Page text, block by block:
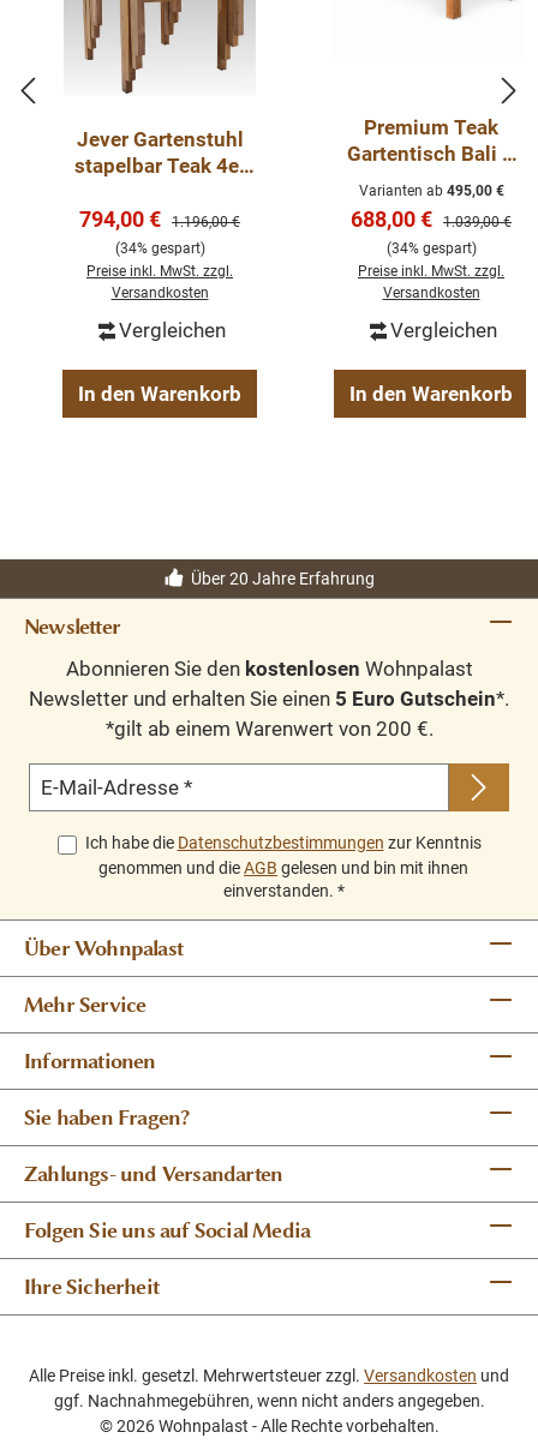
Jever Gartenstuhl
stapelbar Teak 4er
Outdoor
Verkaufspreis:
794,00 € Regulärer Preis:
1.196,00 €
(34% gespart)
Preise inkl. MwSt. zzgl.
Versandkosten
Vergleichen
In den Warenkorb
Premium Teak
Gartentisch Bali –
Massiver Outdoor
Esstisch aus
recyceltem Teakholz
Varianten ab495,00 €
Verkaufspreis:
688,00 € Regulärer
1.039,00 €
(34% gespart)
Preise inkl. MwSt. zzgl.
Versandkosten
Vergleichen
In den Warenkorb
Über 20 Jahre Erfahrung
Newsletter
Abonnieren Sie den kostenlosen Wohnpalast
Newsletter und erhalten Sie einen 5 Euro Gutschein*.
*gilt ab einem Warenwert von 200 €.
E-Mail-Adresse *
Ich habe die Datenschutzbestimmungen zur Kenntnis
genommen und dieAGB gelesen und bin mit ihnen
einverstanden. *
Über Wohnpalast
Mehr Service
Informationen
Sie haben Fragen?
Zahlungs- und Versandarten
Folgen Sie uns auf Social Media
Ihre Sicherheit
Alle Preise inkl. gesetzl. Mehrwertsteuer zzgl. Versandkosten und
ggf. Nachnahmegebühren, wenn nicht anders angegeben.
© 2026 Wohnpalast - Alle Rechte vorbehalten.